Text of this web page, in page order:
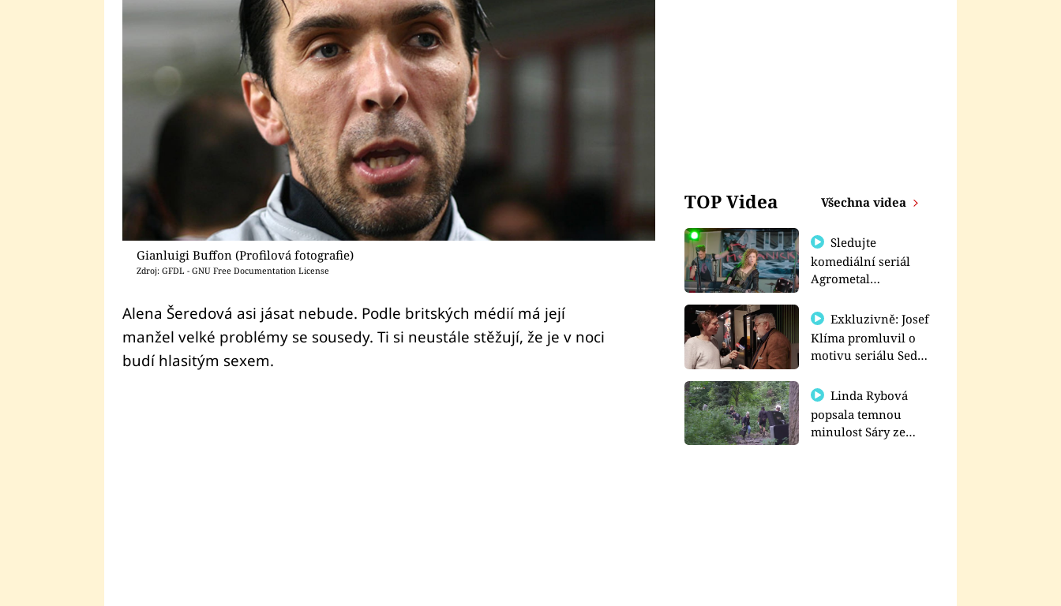
Gianluigi Buffon (Profilová fotografie)
Zdroj: GFDL - GNU Free Documentation License
Alena Šeredová asi jásat nebude. Podle britských médií má její
manžel velké problémy se sousedy. Ti si neustále stěžují, že je v noci
budí hlasitým sexem.
TOP Videa Všechna videa
Sledujte
komediální seriál
Agrometal
prima+
Exkluzivně: Josef
Klíma promluvil o
motivu seriálu Sedm
Linda Rybová
popsala temnou
minulost Sáry ze